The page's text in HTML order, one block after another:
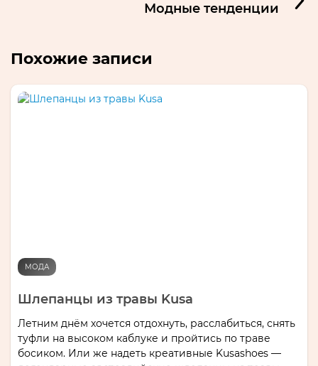
Модные тенденции
Похожие записи
МОДА
Шлепанцы из травы Kusa
Летним днём хочется отдохнуть, расслабиться, снять
туфли на высоком каблуке и пройтись по траве
босиком. Или же надеть креативные Kusashoes —